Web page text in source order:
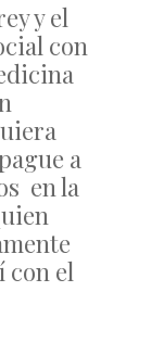
y el
con
a
en la
con el